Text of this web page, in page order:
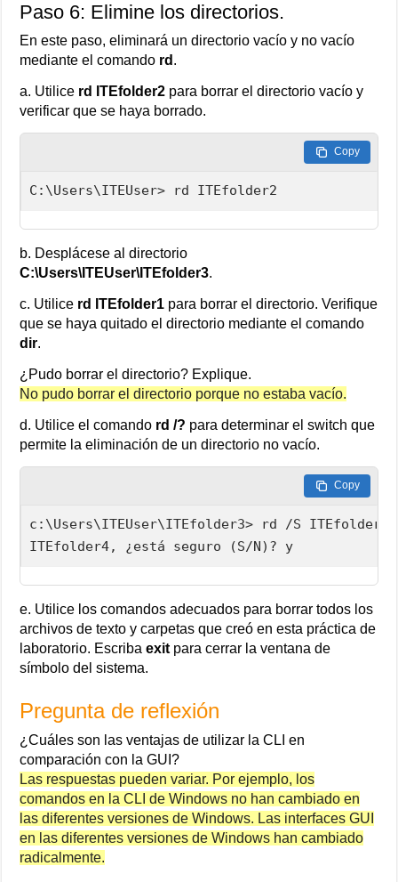
Paso 6: Elimine los directorios.
En este paso, eliminará un directorio vacío y no vacío
mediante el comando rd .
a. Utilice rd ITEfolder2 para borrar el directorio vacío y
verificar que se haya borrado.
Copy
C:\Users\ITEUser> rd ITEfolder2
b. Desplácese al directorio
C:\Users\ITEUser\ITEfolder3.
c. Utilice rd ITEfolder1 para borrar el directorio. Verifique
que se haya quitado el directorio mediante el comando
dir.
¿Pudo borrar el directorio? Explique.
No pudo borrar el directorio porque no estaba vacío.
d. Utilice el comando rd /? para determinar el switch que
permite la eliminación de un directorio no vacío.
Copy
c:\Users\ITEUser\ITEfolder3> rd /S ITEfolder1
ITEfolder4, ¿está seguro (S/N)? y
e. Utilice los comandos adecuados para borrar todos los
archivos de texto y carpetas que creó en esta práctica de
laboratorio. Escribaexit para cerrar la ventana de
símbolo del sistema.
Pregunta de reflexión
¿Cuáles son las ventajas de utilizar la CLI en
comparación con la GUI?
Las respuestas pueden variar. Por ejemplo, los
comandos en la CLI de Windows no han cambiado en
las diferentes versiones de Windows. Las interfaces GUI
en las diferentes versiones de Windows han cambiado
radicalmente.